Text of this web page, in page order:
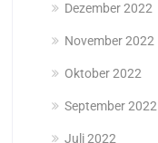
Dezember 2022
November 2022
Oktober 2022
September 2022
Juli 2022